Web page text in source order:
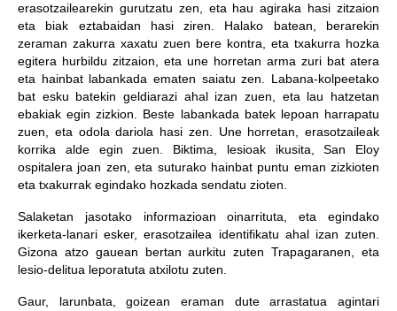
erasotzailearekin gurutzatu zen, eta hau agiraka hasi zitzaion
eta biak eztabaidan hasi ziren. Halako batean, berarekin
zeraman zakurra xaxatu zuen bere kontra, eta txakurra hozka
egitera hurbildu zitzaion, eta une horretan arma zuri bat atera
eta hainbat labankada ematen saiatu zen. Labana-kolpeetako
bat esku batekin geldiarazi ahal izan zuen, eta lau hatzetan
ebakiak egin zizkion. Beste labankada batek lepoan harrapatu
zuen, eta odola dariola hasi zen. Une horretan, erasotzaileak
korrika alde egin zuen. Biktima, lesioak ikusita, San Eloy
ospitalera joan zen, eta suturako hainbat puntu eman zizkioten
eta txakurrak egindako hozkada sendatu zioten.
Salaketan jasotako informazioan oinarrituta, eta egindako
ikerketa-lanari esker, erasotzailea identifikatu ahal izan zuten.
Gizona atzo gauean bertan aurkitu zuten Trapagaranen, eta
lesio-delitua leporatuta atxilotu zuten.
Gaur, larunbata, goizean eraman dute arrastatua agintari